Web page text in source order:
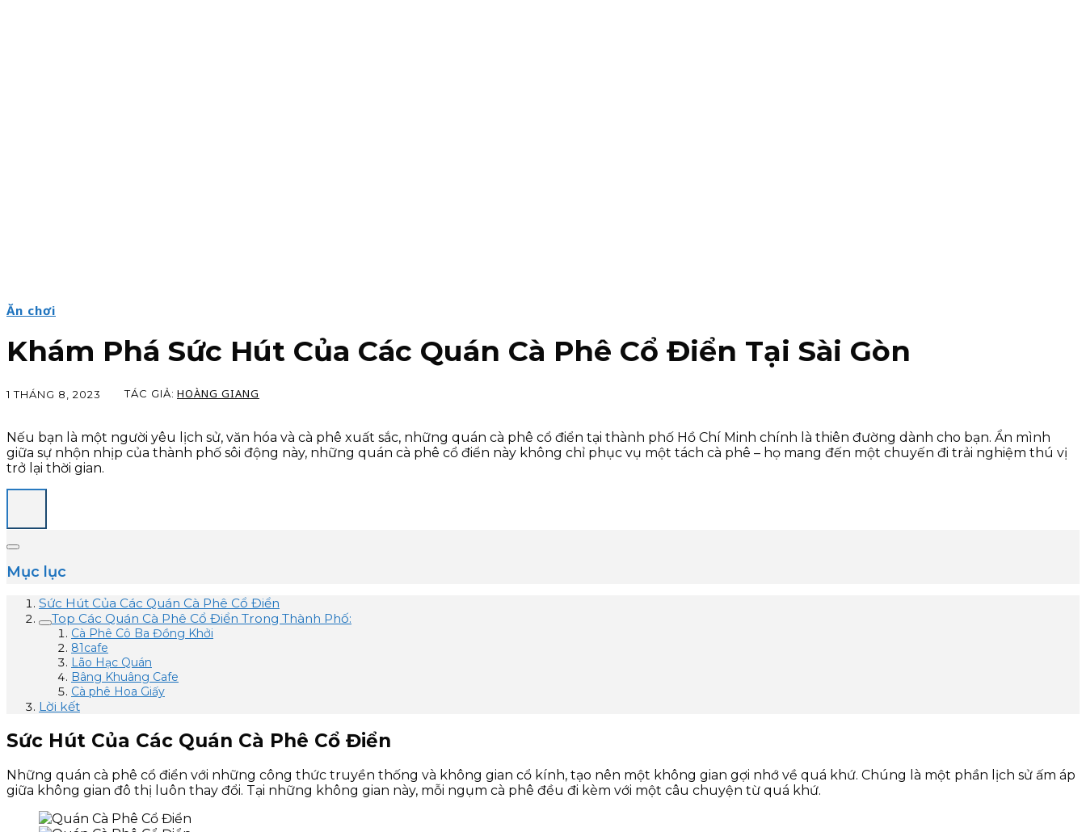
Ăn chơi
Khám Phá Sức Hút Của Các Quán Cà Phê Cổ Điển Tại Sài Gòn
1 THÁNG 8, 2023 TÁC GIẢ: HOÀNG GIANG
Nếu bạn là một người yêu lịch sử, văn hóa và cà phê xuất sắc, những quán cà phê cổ điển tại thành phố Hồ Chí Minh chính là thiên đường dành cho bạn. Ẩn mình
giữa sự nhộn nhịp của thành phố sôi động này, những quán cà phê cổ điển này không chỉ phục vụ một tách cà phê – họ mang đến một chuyến đi trải nghiệm thú vị
trở lại thời gian.
Mục lục
Sức Hút Của Các Quán Cà Phê Cổ Điển
Top Các Quán Cà Phê Cổ Điển Trong Thành Phố:
Cà Phê Cô Ba Đồng Khởi
81cafe
Lão Hạc Quán
Bâng Khuâng Cafe
Cà phê Hoa Giấy
Lời kết
Sức Hút Của Các Quán Cà Phê Cổ Điển
Những quán cà phê cổ điển với những công thức truyền thống và không gian cổ kính, tạo nên một không gian gợi nhớ về quá khứ. Chúng là một phần lịch sử ấm áp
giữa không gian đô thị luôn thay đổi. Tại những không gian này, mỗi ngụm cà phê đều đi kèm với một câu chuyện từ quá khứ.